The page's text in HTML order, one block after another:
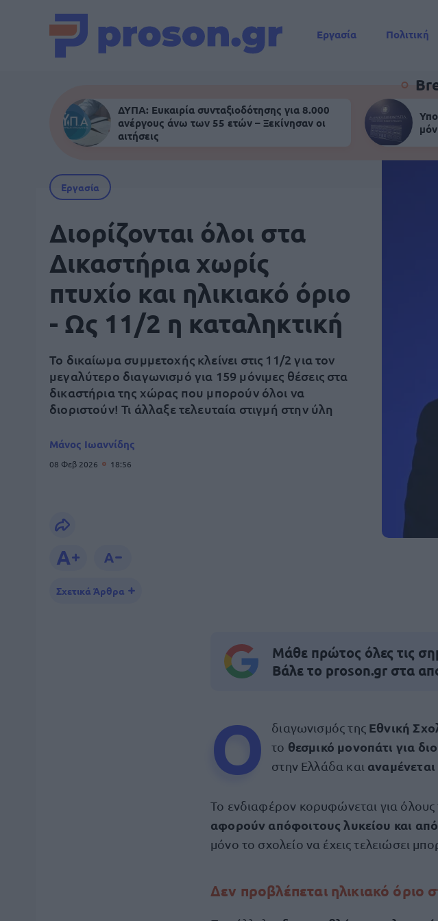
Εργασία Πολιτική
ΔΥΠΑ: Ευκαιρία συνταξιοδότησης για 8.000
ανέργους άνω των 55 ετών – Ξεκίνησαν οι
αιτήσεις
Εργασία
Διορίζονται όλοι στα
Δικαστήρια χωρίς
πτυχίο και ηλικιακό όριο
- Ως 11/2 η καταληκτική
Το δικαίωμα συμμετοχής κλείνει στις 11/2 για τον
μεγαλύτερο διαγωνισμό για 159 μόνιμες θέσεις στα
δικαστήρια της χώρας που μπορούν όλοι να
διοριστούν! Τι άλλαξε τελευταία στιγμή στην ύλη
Μάνος Ιωαννίδης
08 Φεβ 2026 18:56
Σχετικά Άρθρα
Μάθε πρώτος όλες τις
Βάλε το proson.gr στα
Ο διαγωνισμός της Εθνική
το θεσμικό μονοπάτι για
στην Ελλάδα και
Το ενδιαφέρον κορυφώνεται για όλους
αφορούν απόφοιτους λυκείου και
μόνο το σχολείο να έχεις τελειώσει
Δεν προβλέπεται ηλικιακό όριο